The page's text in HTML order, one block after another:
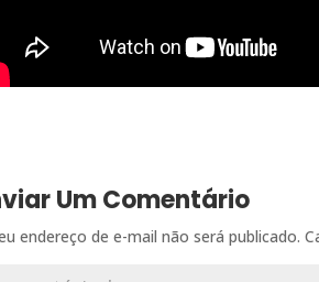
Um Comentário
endereço de e-mail não será publicado.